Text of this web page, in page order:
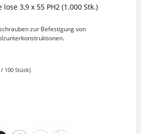
3,9 x 55 PH2 (1.000 Stk.)
zur Befestigung von
100 Stück)